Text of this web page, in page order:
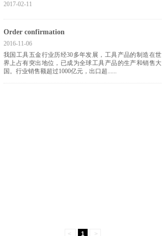
2017-02-11
Order confirmation
2016-11-06
我国工具五金行业历经30多年发展，工具产品的制造在世
界上占有突出地位，已成为全球工具产品的生产和销售大
国。行业销售额超过1000亿元，出口超......
< 1 >